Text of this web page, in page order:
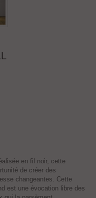
en fil noir, cette
de créer des
changeantes. Cette
est une évocation libre des